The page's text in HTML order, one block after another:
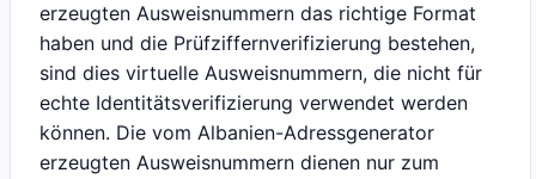
erzeugten Ausweisnummern das richtige Format
haben und die Prüfziffernverifizierung bestehen,
sind dies virtuelle Ausweisnummern, die nicht für
echte Identitätsverifizierung verwendet werden
können. Die vom Albanien-Adressgenerator
erzeugten Ausweisnummern dienen nur zum